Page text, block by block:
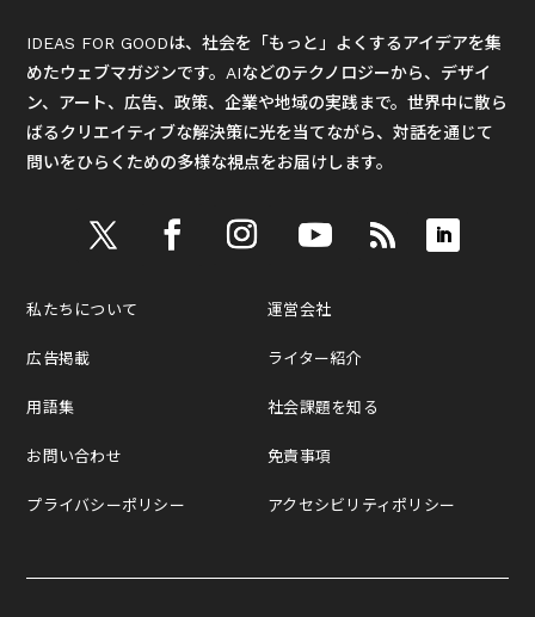
IDEAS FOR GOODは、社会を「もっと」よくするアイデアを集
めたウェブマガジンです。AIなどのテクノロジーから、デザイ
ン、アート、広告、政策、企業や地域の実践まで。世界中に散ら
ばるクリエイティブな解決策に光を当てながら、対話を通じて
問いをひらくための多様な視点をお届けします。
私たちについて
広告掲載
用語集
お問い合わせ
プライバシーポリシー
運営会社
ライター紹介
社会課題を知る
免責事項
アクセシビリティポリシー